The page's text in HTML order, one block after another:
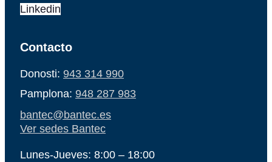
Linkedin
Contacto
Donosti: 943 314 990
Pamplona: 948 287 983
bantec@bantec.es
Ver sedes Bantec
Lunes-Jueves: 8:00 – 18:00